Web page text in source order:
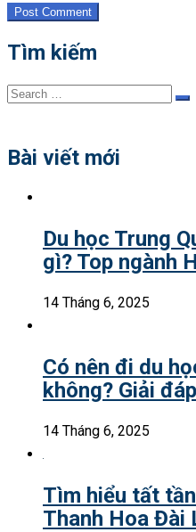
Post Comment
Tìm kiếm
Search
Bài viết mới
Du học Trung
gì? Top ngành
14 Tháng 6, 2025
Có nên đi du
không? Giải
14 Tháng 6, 2025
Tìm hiểu tất
Thanh Hoa Đài